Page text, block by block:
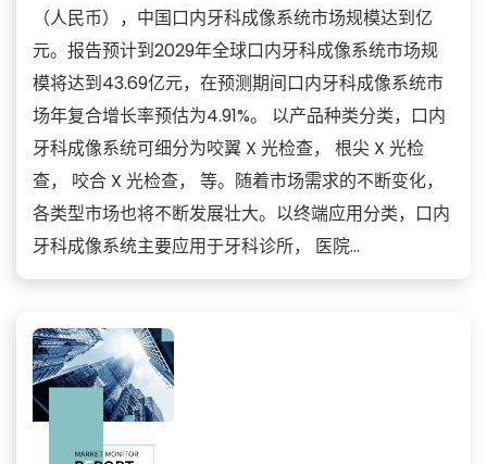
（人民币），中国口内牙科成像系统市场规模达到亿
元。报告预计到2029年全球口内牙科成像系统市场规
模将达到43.69亿元，在预测期间口内牙科成像系统市
场年复合增长率预估为4.91%。 以产品种类分类，口内
牙科成像系统可细分为咬翼 X 光检查， 根尖 X 光检
查， 咬合 X 光检查， 等。随着市场需求的不断变化，
各类型市场也将不断发展壮大。以终端应用分类，口内
牙科成像系统主要应用于牙科诊所， 医院...